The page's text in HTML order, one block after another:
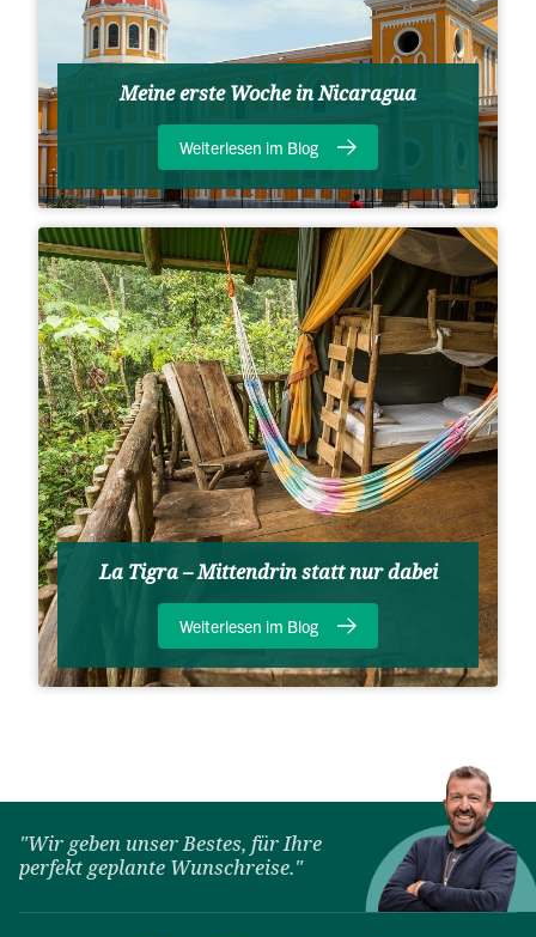
Meine erste Woche in Nicaragua
Weiterlesen im Blog
La Tigra – Mittendrin statt nur dabei
Weiterlesen im Blog
"Wir geben unser Bestes, für Ihre
perfekt geplante Wunschreise."